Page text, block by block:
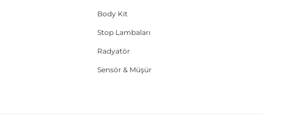
Body Kit
Stop Lambaları
Radyatör
Sensör & Müşür